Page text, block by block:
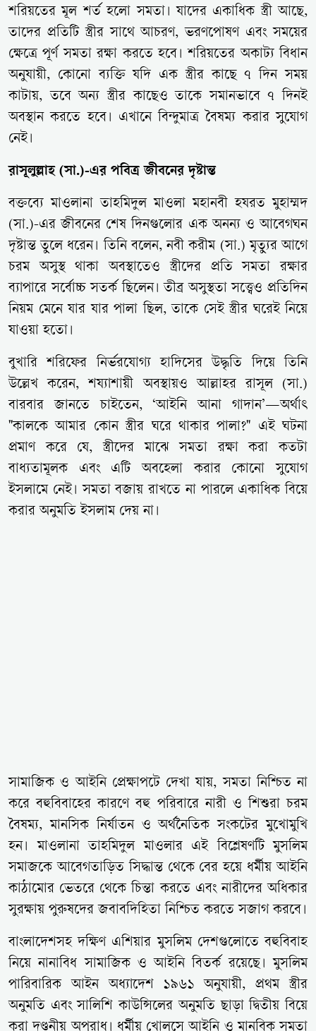
শরিয়তের মূল শর্ত হলো সমতা। যাদের একাধিক স্ত্রী আছে,
তাদের প্রতিটি স্ত্রীর সাথে আচরণ, ভরণপোষণ এবং সময়ের
ক্ষেত্রে পূর্ণ সমতা রক্ষা করতে হবে। শরিয়তের অকাট্য বিধান
অনুযায়ী, কোনো ব্যক্তি যদি এক স্ত্রীর কাছে ৭ দিন সময়
কাটায়, তবে অন্য স্ত্রীর কাছেও তাকে সমানভাবে ৭ দিনই
অবস্থান করতে হবে। এখানে বিন্দুমাত্র বৈষম্য করার সুযোগ
নেই।
রাসূলুল্লাহ (সা.)-এর পবিত্র জীবনের দৃষ্টান্ত
বক্তব্যে মাওলানা তাহমিদুল মাওলা মহানবী হযরত মুহাম্মদ
(সা.)-এর জীবনের শেষ দিনগুলোর এক অনন্য ও আবেগঘন
দৃষ্টান্ত তুলে ধরেন। তিনি বলেন, নবী করীম (সা.) মৃত্যুর আগে
চরম অসুস্থ থাকা অবস্থাতেও স্ত্রীদের প্রতি সমতা রক্ষার
ব্যাপারে সর্বোচ্চ সতর্ক ছিলেন। তীব্র অসুস্থতা সত্ত্বেও প্রতিদিন
নিয়ম মেনে যার যার পালা ছিল, তাকে সেই স্ত্রীর ঘরেই নিয়ে
যাওয়া হতো।
বুখারি শরিফের নির্ভরযোগ্য হাদিসের উদ্ধৃতি দিয়ে তিনি
উল্লেখ করেন, শয্যাশায়ী অবস্থায়ও আল্লাহর রাসূল (সা.)
বারবার জানতে চাইতেন, ‘আইনি আনা গাদান’—অর্থাৎ
"কালকে আমার কোন স্ত্রীর ঘরে থাকার পালা?" এই ঘটনা
প্রমাণ করে যে, স্ত্রীদের মাঝে সমতা রক্ষা করা কতটা
বাধ্যতামূলক এবং এটি অবহেলা করার কোনো সুযোগ
ইসলামে নেই। সমতা বজায় রাখতে না পারলে একাধিক বিয়ে
করার অনুমতি ইসলাম দেয় না।
সামাজিক ও আইনি প্রেক্ষাপটে দেখা যায়, সমতা নিশ্চিত না
করে বহুবিবাহের কারণে বহু পরিবারে নারী ও শিশুরা চরম
বৈষম্য, মানসিক নির্যাতন ও অর্থনৈতিক সংকটের মুখোমুখি
হন। মাওলানা তাহমিদুল মাওলার এই বিশ্লেষণটি মুসলিম
সমাজকে আবেগতাড়িত সিদ্ধান্ত থেকে বের হয়ে ধর্মীয় আইনি
কাঠামোর ভেতরে থেকে চিন্তা করতে এবং নারীদের অধিকার
সুরক্ষায় পুরুষদের জবাবদিহিতা নিশ্চিত করতে সজাগ করবে।
বাংলাদেশসহ দক্ষিণ এশিয়ার মুসলিম দেশগুলোতে বহুবিবাহ
নিয়ে নানাবিধ সামাজিক ও আইনি বিতর্ক রয়েছে। মুসলিম
পারিবারিক আইন অধ্যাদেশ ১৯৬১ অনুযায়ী, প্রথম স্ত্রীর
অনুমতি এবং সালিশি কাউন্সিলের অনুমতি ছাড়া দ্বিতীয় বিয়ে
করা দণ্ডনীয় অপরাধ। ধর্মীয় খোলসে আইনি ও মানবিক সমতা